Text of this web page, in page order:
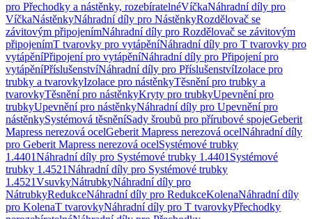
pro Přechodky a nástěnky, rozebíratelnéVíčkaNáhradní díly pro
VíčkaNástěnkyNáhradní díly pro NástěnkyRozdělovač se
závitovým připojenímNáhradní díly pro Rozdělovač se závitovým
připojenímT tvarovky pro vytápěníNáhradní díly pro T tvarovky pro
vytápěníPřipojení pro vytápěníNáhradní díly pro Připojení pro
vytápěníPříslušenstvíNáhradní díly pro PříslušenstvíIzolace pro
trubky a tvarovkyIzolace pro nástěnkyTěsnění pro trubky a
tvarovkyTěsnění pro nástěnkyKryty pro trubkyUpevnění pro
trubkyUpevnění pro nástěnkyNáhradní díly pro Upevnění pro
nástěnkySystémová těsněníSady šroubů pro přírubové spojeGeberit
Mapress nerezová ocelGeberit Mapress nerezová ocelNáhradní díly
pro Geberit Mapress nerezová ocelSystémové trubky
1.4401Náhradní díly pro Systémové trubky 1.4401 Systémové
trubky 1.4521Náhradní díly pro Systémové trubky
1.4521VsuvkyNátrubkyNáhradní díly pro
NátrubkyRedukceNáhradní díly pro RedukceKolenaNáhradní díly
pro KolenaT tvarovkyNáhradní díly pro T tvarovkyPřechodky